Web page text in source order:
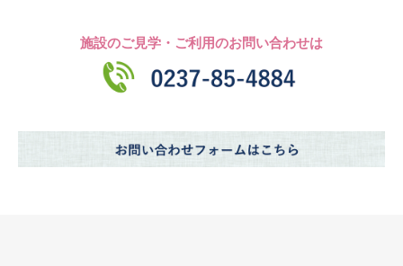
施設のご見学・ご利用のお問い合わせは